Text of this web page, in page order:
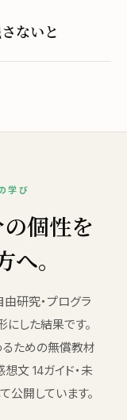
ないと
学び
個性を
。
研究・プログラ
にした結果です。
ための無償教材
文 14ガイド・未
公開しています。